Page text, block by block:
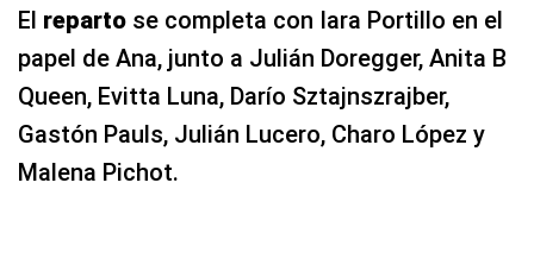
El reparto se completa con Iara Portillo en el
papel de Ana, junto a Julián Doregger, Anita B
Queen, Evitta Luna, Darío Sztajnszrajber,
Gastón Pauls, Julián Lucero, Charo López y
Malena Pichot.